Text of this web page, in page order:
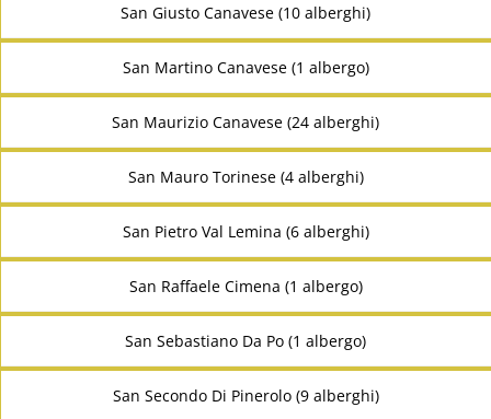
San Giusto Canavese (10 alberghi)
San Martino Canavese (1 albergo)
San Maurizio Canavese (24 alberghi)
San Mauro Torinese (4 alberghi)
San Pietro Val Lemina (6 alberghi)
San Raffaele Cimena (1 albergo)
San Sebastiano Da Po (1 albergo)
San Secondo Di Pinerolo (9 alberghi)